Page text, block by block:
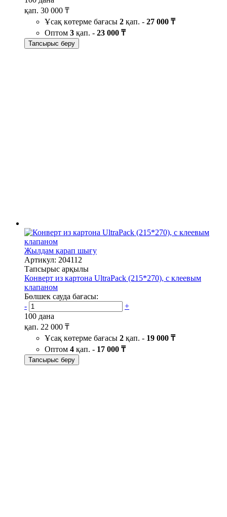
қап. 30 000 ₸
Ұсақ көтерме бағасы 2 қап. - 27 000 ₸
Оптом 3 қап. - 23 000 ₸
Тапсырыс беру
Жылдам қарап шығу
Артикул: 204112
Тапсырыс арқылы
Конверт из картона UltraPack (215*270), с клеевым
клапаном
Бөлшек сауда бағасы:
-
+
100 дана
қап. 22 000 ₸
Ұсақ көтерме бағасы 2 қап. - 19 000 ₸
Оптом 4 қап. - 17 000 ₸
Тапсырыс беру